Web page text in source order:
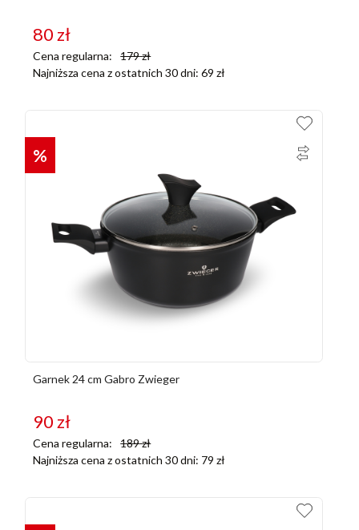
80zł
Cena regularna: 179zł
Najniższa cena z ostatnich 30 dni:69 zł
%
Garnek 24 cm Gabro Zwieger
90zł
Cena regularna: 189zł
Najniższa cena z ostatnich 30 dni: 79 zł